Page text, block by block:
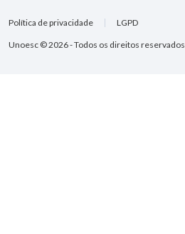
Unoesc © 2026 - Todos os direitos reservados
Política de privacidade LGPD